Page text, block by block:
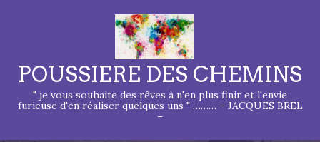
POUSSIERE DES CHEMINS
" je vous souhaite des rêves à n'en plus finir et l'envie
furieuse d'en réaliser quelques uns " ……… – JACQUES BREL
–